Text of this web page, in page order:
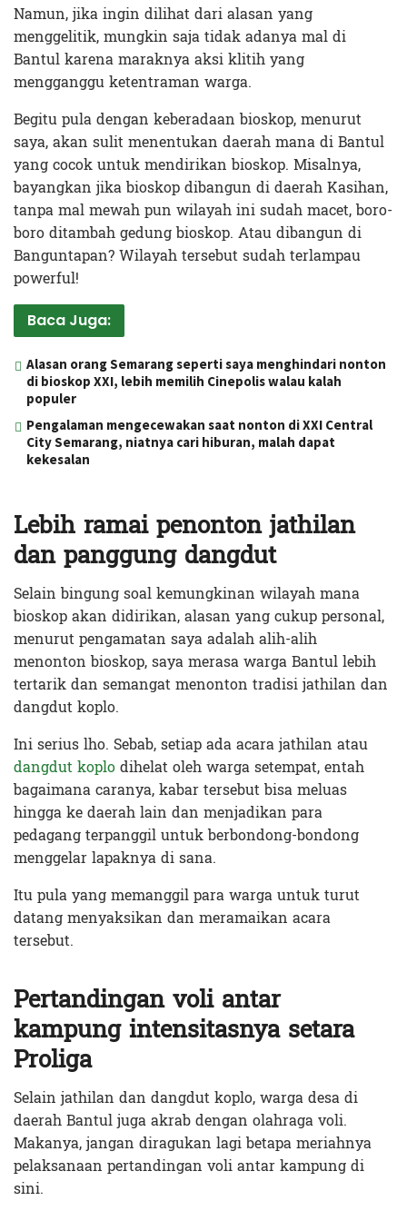
Namun, jika ingin dilihat dari alasan yang
menggelitik, mungkin saja tidak adanya mal di
Bantul karena maraknya aksi klitih yang
mengganggu ketentraman warga.
Begitu pula dengan keberadaan bioskop, menurut
saya, akan sulit menentukan daerah mana di Bantul
yang cocok untuk mendirikan bioskop. Misalnya,
bayangkan jika bioskop dibangun di daerah Kasihan,
tanpa mal mewah pun wilayah ini sudah macet, boro-
boro ditambah gedung bioskop. Atau dibangun di
Banguntapan? Wilayah tersebut sudah terlampau
powerful!
Baca Juga:
Alasan orang Semarang seperti saya menghindari nonton
di bioskop XXI, lebih memilih Cinepolis walau kalah
populer
Pengalaman mengecewakan saat nonton di XXI Central
City Semarang, niatnya cari hiburan, malah dapat
kekesalan
Lebih ramai penonton jathilan
dan panggung dangdut
Selain bingung soal kemungkinan wilayah mana
bioskop akan didirikan, alasan yang cukup personal,
menurut pengamatan saya adalah alih-alih
menonton bioskop, saya merasa warga Bantul lebih
tertarik dan semangat menonton tradisi jathilan dan
dangdut koplo.
Ini serius lho. Sebab, setiap ada acara jathilan atau
dangdut koplodihelat oleh warga setempat, entah
bagaimana caranya, kabar tersebut bisa meluas
hingga ke daerah lain dan menjadikan para
pedagang terpanggil untuk berbondong-bondong
menggelar lapaknya di sana.
Itu pula yang memanggil para warga untuk turut
datang menyaksikan dan meramaikan acara
tersebut.
Pertandingan voli antar
kampung intensitasnya setara
Proliga
Selain jathilan dan dangdut koplo, warga desa di
daerah Bantul juga akrab dengan olahraga voli.
Makanya, jangan diragukan lagi betapa meriahnya
pelaksanaan pertandingan voli antar kampung di
sini.